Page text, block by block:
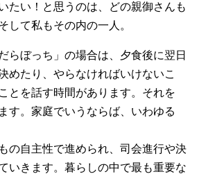
たい！と思うのは、どの親御さんも
して私もその内の一人。
らぼっち」の場合は、夕食後に翌日
めたり、やらなければいけないこ
とを話す時間があります。それを
す。家庭でいうならば、いわゆる
の自主性で進められ、司会進行や決
いきます。暮らしの中で最も重要な